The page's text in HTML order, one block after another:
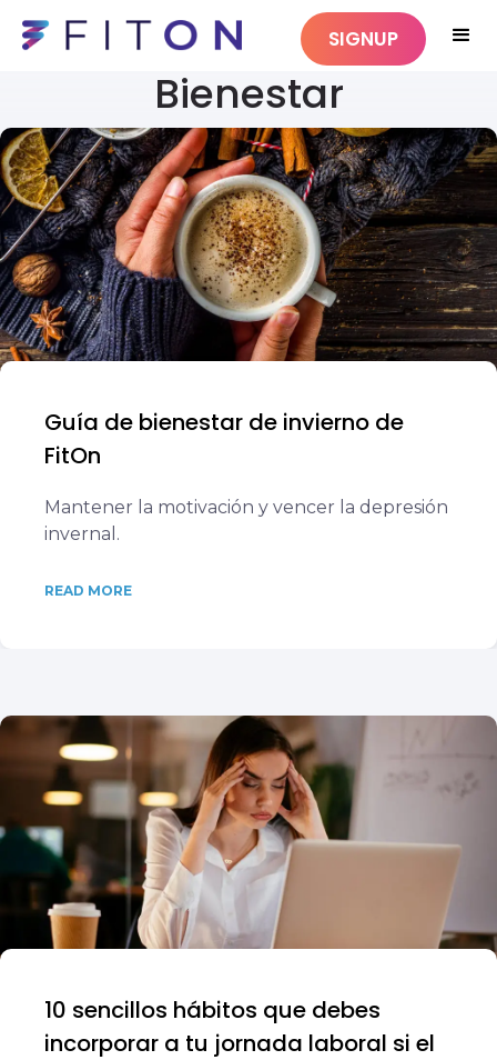
SIGNUP
Bienestar
Guía de bienestar de invierno de
FitOn
Mantener la motivación y vencer la depresión
invernal.
READ MORE
10 sencillos hábitos que debes
incorporar a tu jornada laboral si el